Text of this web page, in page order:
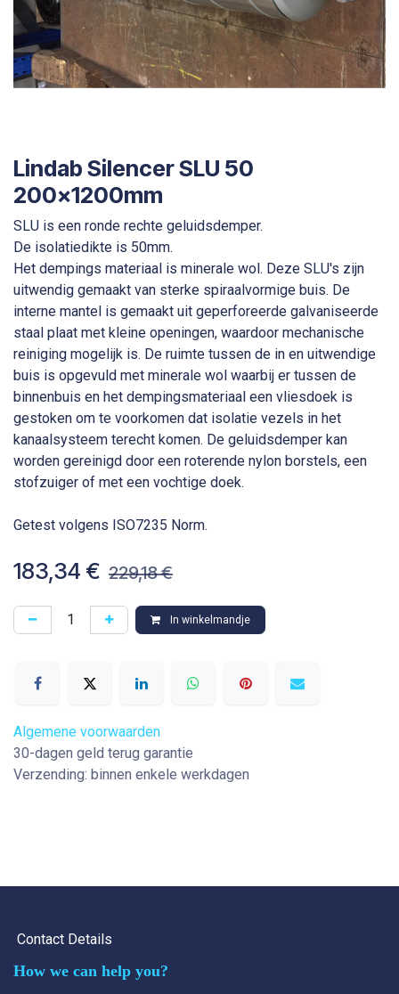
Lindab Silencer SLU 50
200x1200mm
SLU is een ronde rechte geluidsdemper.
De isolatiedikte is 50mm.
Het dempings materiaal is minerale wol. Deze SLU's zijn
uitwendig gemaakt van sterke spiraalvormige buis. De
interne mantel is gemaakt uit geperforeerde galvaniseerde
staal plaat met kleine openingen, waardoor mechanische
reiniging mogelijk is. De ruimte tussen de in en uitwendige
buis is opgevuld met minerale wol waarbij er tussen de
binnenbuis en het dempingsmateriaal een vliesdoek is
gestoken om te voorkomen dat isolatie vezels in het
kanaalsysteem terecht komen. De geluidsdemper kan
worden gereinigd door een roterende nylon borstels, een
stofzuiger of met een vochtige doek.
Getest volgens ISO7235 Norm.
183,34 € 229,18€
In winkelmandje
Algemene voorwaarden
30-dagen geld terug garantie
Verzending: binnen enkele werkdagen
Contact Details
How we can help you?